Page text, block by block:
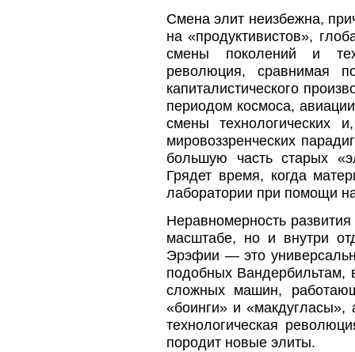
Смена элит неизбежна,
на «продуктивистов»,
смены поколений и
революция, сравнимая
капиталистического
периодом космоса,
смены технологических
мировоззренческих
большую часть старых
Грядет время, когда
лаборатории при помощи
Неравномерность
масштабе, но и внутри
Эрэфии — это
подобных
сложных машин,
«боинги» и
технологическая
породит новые элиты.